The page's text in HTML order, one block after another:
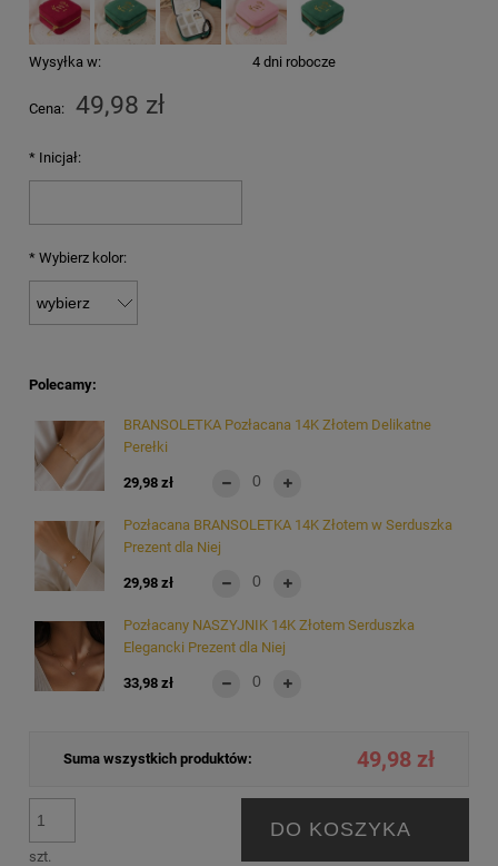
Wysyłka w: 4 dni robocze
Cena: 49,98 zł
* Inicjał:
* Wybierz kolor:
Polecamy:
Pozłacana BRANSOLETKA 14K Złotem w Serduszka
Prezent dla Niej
29,98 zł
Pozłacany NASZYJNIK 14K Złotem Serduszka
Elegancki Prezent dla Niej
33,98 zł
BRANSOLETKA Pozłacana 14K Złotem Delikatne
Perełki
29,98 zł
Suma wszystkich produktów: 49,98 zł
szt.
DO KOSZYKA